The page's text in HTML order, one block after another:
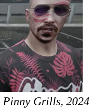
Pinny Grills, 2024